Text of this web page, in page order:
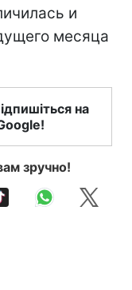
и
месяца
на
зручно!